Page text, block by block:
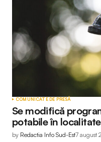
COMUNICATE DE PRESĂ
Se modifică
potabile în
by Redactia Info Sud-Est7 august